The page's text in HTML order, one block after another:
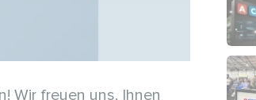
Wir freuen uns, Ihnen